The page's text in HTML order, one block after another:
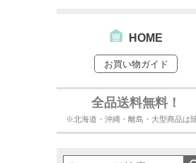
HOME
お買い物ガイド
全品送料無料！
※北海道・沖縄・離島・大型商品は